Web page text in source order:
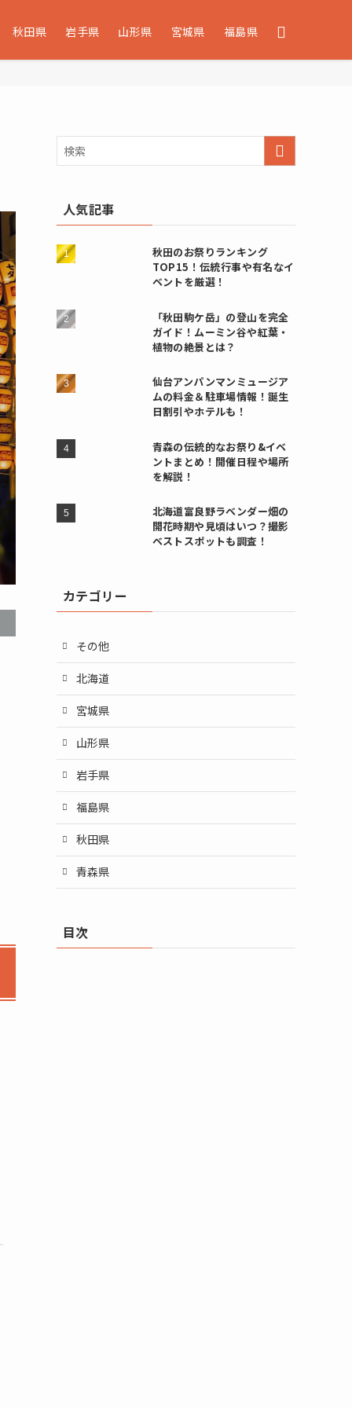
秋田県 岩手県 山形県 宮城県 福島県
人気記事
秋田のお祭りランキング
TOP15！伝統行事や有名なイ
ベントを厳選！
「秋田駒ケ岳」の登山を完全
ガイド！ムーミン谷や紅葉・
植物の絶景とは？
仙台アンパンマンミュージア
ムの料金＆駐車場情報！誕生
日割引やホテルも！
青森の伝統的なお祭り&イベ
ントまとめ！開催日程や場所
を解説！
北海道富良野ラベンダー畑の
開花時期や見頃はいつ？撮影
ベストスポットも調査！
カテゴリー
その他
北海道
宮城県
山形県
岩手県
福島県
秋田県
青森県
目次